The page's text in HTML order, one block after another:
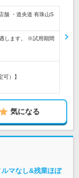
舗 ・道央道 有珠山S
します。 ※試用期間
可）】
気になる
マなし&残業ほぼ